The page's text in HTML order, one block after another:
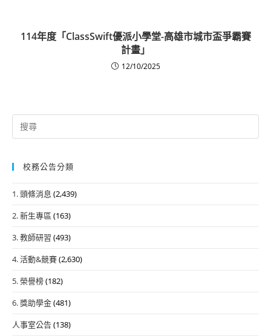
114年度「ClassSwift優派小學堂-高雄市城市盃爭霸賽
計畫」
12/10/2025
Search
for:
校務公告分類
1. 頭條消息 (2,439)
2. 新生專區 (163)
3. 教師研習 (493)
4. 活動&競賽(2,630)
5. 榮譽榜(182)
6. 獎助學金(481)
人事室公告(138)